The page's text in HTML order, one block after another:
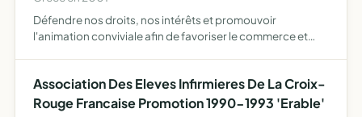
Défendre nos droits, nos intérêts et promouvoir
l'animation conviviale afin de favoriser le commerce et
Association Des Eleves Infirmieres De La Croix-
Rouge Francaise Promotion 1990-1993 'Erable'